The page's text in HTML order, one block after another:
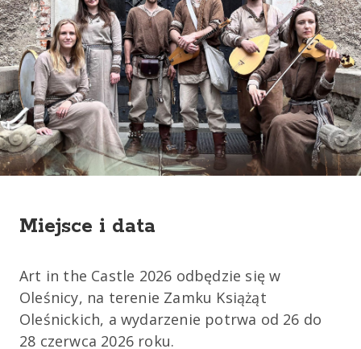
Miejsce i data
Art in the Castle 2026 odbędzie się w
Oleśnicy, na terenie Zamku Książąt
Oleśnickich, a wydarzenie potrwa od 26 do
28 czerwca 2026 roku.